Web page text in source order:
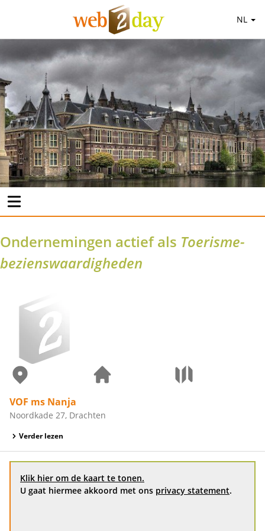
NL
Ondernemingen actief als Toerisme-
bezienswaardigheden
VOF ms Nanja
Noordkade 27, Drachten
Verder lezen
Klik hier om de kaart te tonen.
U gaat hiermee akkoord met ons privacy statement.